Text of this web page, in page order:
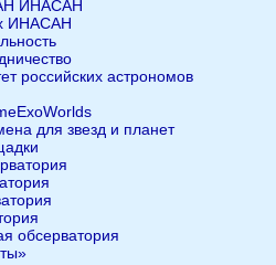
ИНАСАН
ИНАСАН
российских астрономов
для звезд и планет
обсерватория